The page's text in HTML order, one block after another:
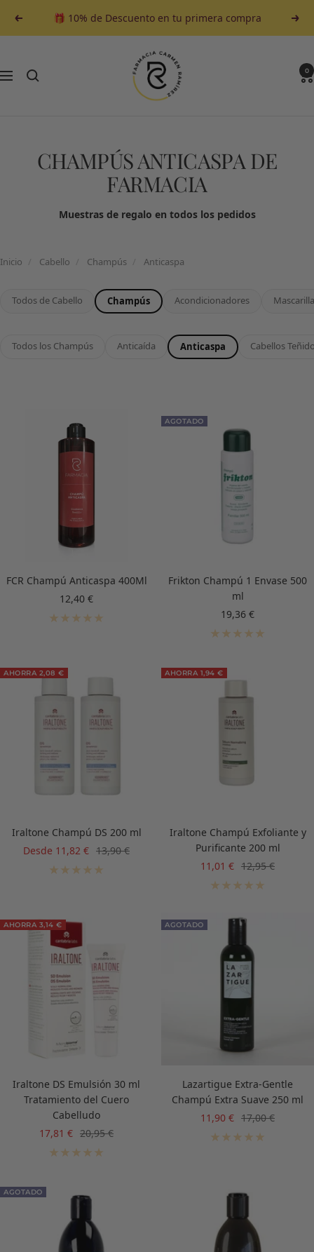
contenido
Anterior 🎁 10% de Descuento en tu primera compra
Navegación
Farmacia
Carmen
Ramirez
0
CHAMPÚS ANTICASPA DE
FARMACIA
Muestras de regalo en todos los pedidos
Inicio Cabello Champús Anticaspa
Todos de Cabello Champús Acondicionadores
Todos los Champús Anticaída Anticaspa Cabellos
FCR Champú Anticaspa 400Ml
Precio
de
12,40 €
AGOTADO
Frikton Champú 1 Envase 500
ml
Precio
de
19,36 €
AHORRA 2,08 €
Iraltone Champú DS 200 ml
Precio
Desde 11,82 € Precio
normal
13,90 €
AHORRA 1,94 €
Iraltone Champú Exfoliante y
Purificante 200 ml
Precio
11,01 € Precio
normal
12,95 €
AHORRA 3,14 €
Iraltone DS Emulsión 30 ml
Tratamiento del Cuero
Cabelludo
Precio
17,81 € Precio
normal
20,95 €
AGOTADO
Lazartigue Extra-Gentle
Champú Extra Suave 250 ml
Precio
11,90 € Precio
normal
17,00 €
AGOTADO